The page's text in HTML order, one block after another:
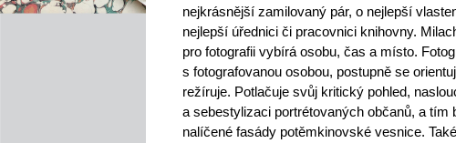
nejkrásnější zamilovaný pár, o nejlepší
nejlepší úřednici či pracovnici knihovny.
pro fotografii vybírá osobu, čas a místo.
s fotografovanou osobou, postupně se
režíruje. Potlačuje svůj kritický pohled,
a sebestylizaci portrétovaných občanů, a
nalíčené fasády potěmkinovské vesnice.